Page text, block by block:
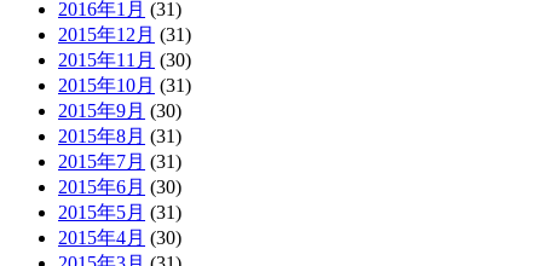
2016年1月 (31)
2015年12月 (31)
2015年11月 (30)
2015年10月 (31)
2015年9月 (30)
2015年8月 (31)
2015年7月 (31)
2015年6月 (30)
2015年5月 (31)
2015年4月 (30)